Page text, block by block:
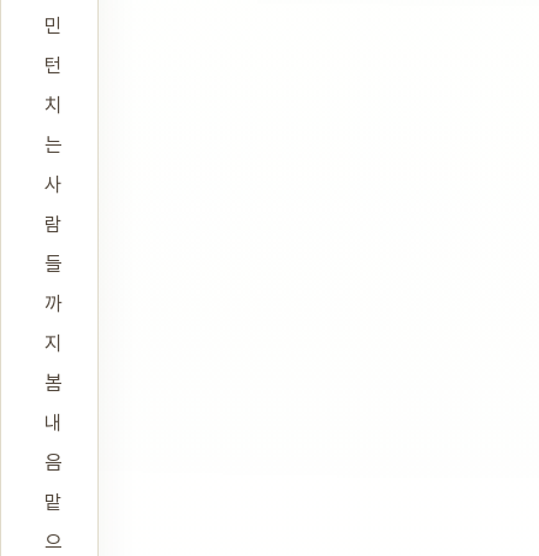
민
턴
치
는
사
람
들
까
지
봄
내
음
맡
으